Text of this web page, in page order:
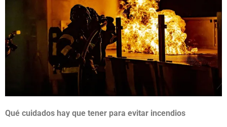
Qué cuidados hay que tener para evitar incendios